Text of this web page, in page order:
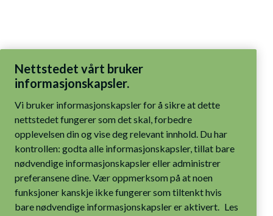
Nettstedet vårt bruker
informasjonskapsler.
nettstedet fungerer som det skal, forbedre
opplevelsen din og vise deg relevant innhold. Du har
kontrollen: godta alle informasjonskapsler, tillat bare
nødvendige informasjonskapsler eller administrer
preferansene dine. Vær oppmerksom på at noen
funksjoner kanskje ikke fungerer som tiltenkt hvis
bare nødvendige informasjonskapsler er aktivert.